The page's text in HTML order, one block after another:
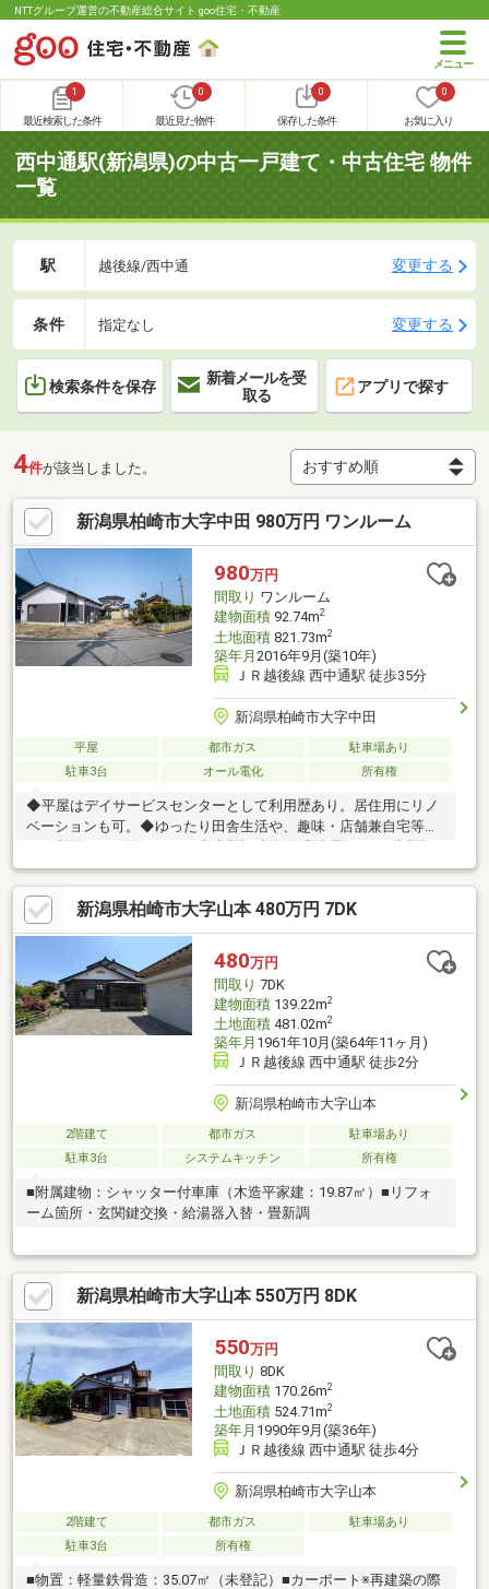
NTTグループ運営の不動産総合サイト goo住宅・不動産
1
最近検索した条件
0
最近見た物件
0
保存した条件
0
お気に入り
西中通駅(新潟県)の中古一戸建て・中古住宅 物件
一覧
駅 越後線/西中通 変更する
条件 指定なし 変更する
検索条件を保存
新着メールを受
取る
アプリで探す
4件が該当しました。
新潟県柏崎市大字中田 980万円 ワンルーム
980万円
間取り ワンルーム
建物面積92.74m2
土地面積821.73m2
築年月 2016年9月(築10年)
ＪＲ越後線 西中通駅 徒歩35分
新潟県柏崎市大字中田
平屋 都市ガス
駐車場あり
駐車3台
オール電化 所有権
◆平屋はデイサービスセンターとして利用歴あり。居住用にリノ
ベーションも可。◆ゆったり田舎生活や、趣味・店舗兼自宅等で
増築部分あり。◆売主の契約不適合責任免責◆リノベーションの
ご相談も承ります。
新潟県柏崎市大字山本 480万円 7DK
480万円
間取り 7DK
建物面積139.22m2
土地面積481.02m2
築年月 1961年10月(築64年11ヶ月)
ＪＲ越後線 西中通駅 徒歩2分
新潟県柏崎市大字山本
2階建て 都市ガス
駐車場あり
駐車3台
システムキッチン 所有権
■附属建物：シャッター付車庫（木造平家建：19.87㎡）■リフォ
ーム箇所・玄関鍵交換・給湯器入替・畳新調
新潟県柏崎市大字山本 550万円 8DK
550万円
間取り 8DK
建物面積170.26m2
土地面積524.71m2
築年月 1990年9月(築36年)
ＪＲ越後線 西中通駅 徒歩4分
新潟県柏崎市大字山本
2階建て 都市ガス
駐車場あり
駐車3台
所有権
■物置：軽量鉄骨造：35.07㎡（未登記）■カーポート※再建築の際